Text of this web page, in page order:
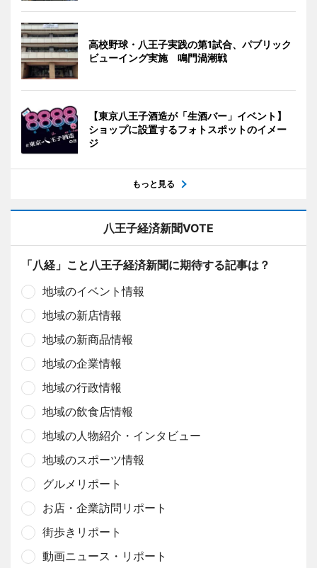
高校野球・八王子実践の第1試合、パブリック
ビューイング実施 鳴門渦潮戦
【東京八王子酒造が「生酒バー」イベント】
ショップに設置するフォトスポットのイメー
ジ
もっと見る
八王子経済新聞VOTE
「八経」こと八王子経済新聞に期待する記事は？
地域のイベント情報
地域の新店情報
地域の新商品情報
地域の企業情報
地域の行政情報
地域の飲食店情報
地域の人物紹介・インタビュー
地域のスポーツ情報
グルメリポート
お店・企業訪問リポート
街歩きリポート
動画ニュース・リポート